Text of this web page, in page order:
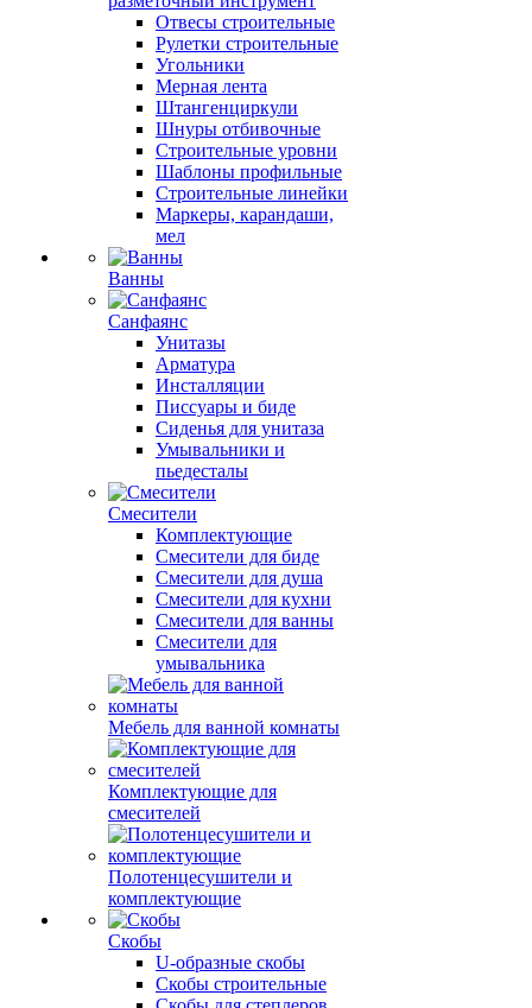
Отвесы строительные
Рулетки строительные
Угольники
Мерная лента
Штангенциркули
Шнуры отбивочные
Строительные уровни
Шаблоны профильные
Строительные линейки
Маркеры, карандаши,
мел
Ванны
Санфаянс
Унитазы
Арматура
Инсталляции
Писсуары и биде
Сиденья для унитаза
Умывальники и
пьедесталы
Смесители
Комплектующие
Смесители для биде
Смесители для душа
Смесители для кухни
Смесители для ванны
Смесители для
умывальника
Мебель для ванной комнаты
Комплектующие для
смесителей
Полотенцесушители и
комплектующие
Скобы
U-образные скобы
Скобы строительные